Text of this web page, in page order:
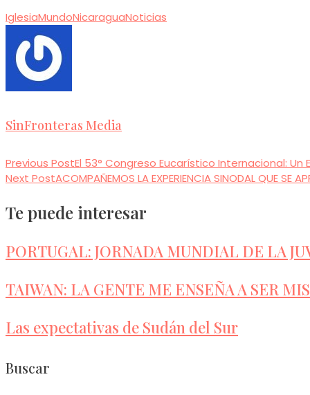
IglesiaMundoNicaraguaNoticias
SinFronteras Media
Read
articles
Previous PostEl 53° Congreso Eucarístico Internacional:
Next PostACOMPAÑEMOS LA EXPERIENCIA SINODAL QUE SE
Te puede interesar
PORTUGAL: JORNADA MUNDIAL DE LA
TAIWAN: LA GENTE ME ENSEÑA A SER
Las expectativas de Sudán del Sur
Buscar